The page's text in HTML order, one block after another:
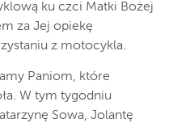
ku czci Matki Bożej
za Jej opiekę
z motocykla.
Paniom, które
W tym tygodniu
Sowa, Jolantę